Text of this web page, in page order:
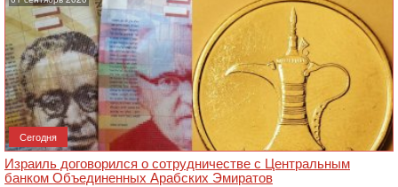
Сегодня
Израиль договорился о сотрудничестве с Центральным
банком Объединенных Арабских Эмиратов